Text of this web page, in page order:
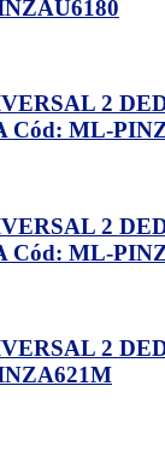
2
ML-
2
Cód: ML-
2